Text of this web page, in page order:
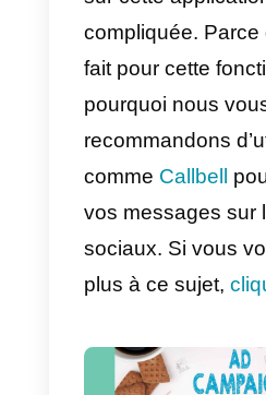
En outre,
également
informations
telles que le
la date de
si elle est
détails,